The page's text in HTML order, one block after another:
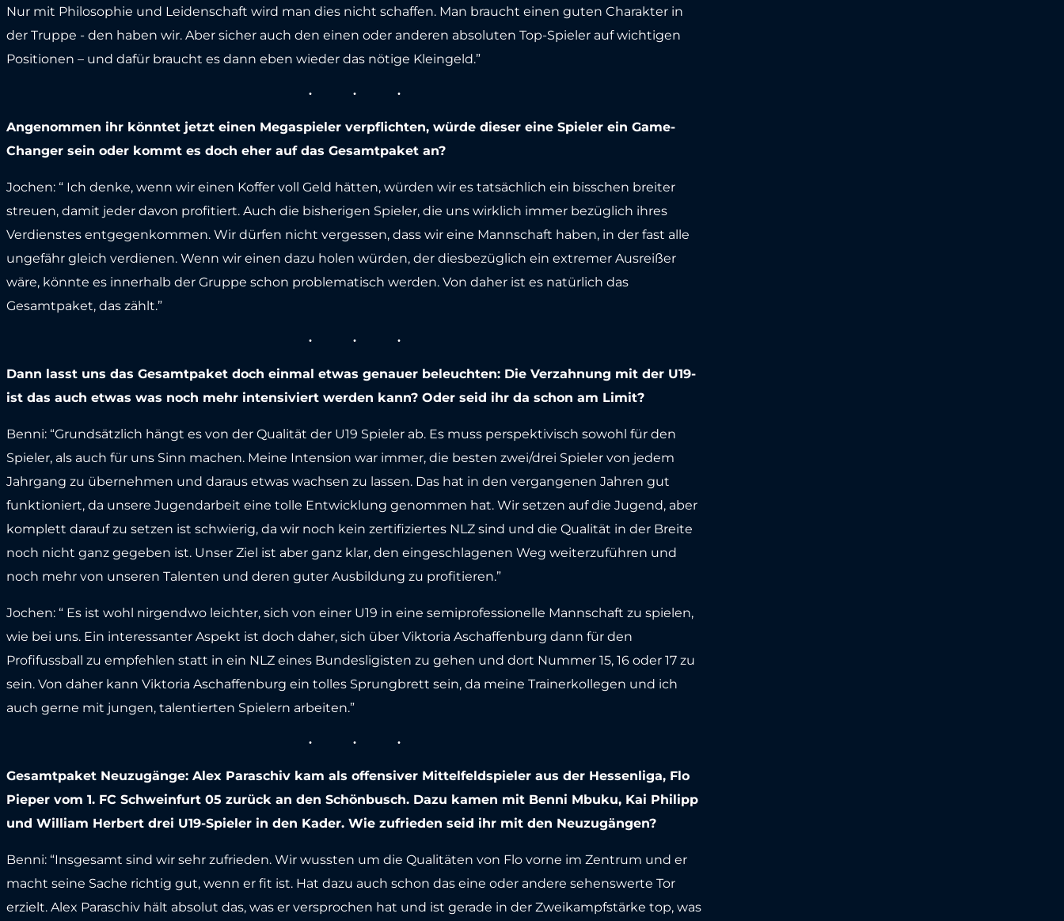
Nur mit Philosophie und Leidenschaft wird man dies nicht schaffen. Man braucht einen guten Charakter in
der Truppe - den haben wir. Aber sicher auch den einen oder anderen absoluten Top-Spieler auf wichtigen
Positionen – und dafür braucht es dann eben wieder das nötige Kleingeld.”
Angenommen ihr könntet jetzt einen Megaspieler verpflichten, würde dieser eine Spieler ein Game-
Changer sein oder kommt es doch eher auf das Gesamtpaket an?
Jochen: “ Ich denke, wenn wir einen Koffer voll Geld hätten, würden wir es tatsächlich ein bisschen breiter
streuen, damit jeder davon profitiert. Auch die bisherigen Spieler, die uns wirklich immer bezüglich ihres
Verdienstes entgegenkommen. Wir dürfen nicht vergessen, dass wir eine Mannschaft haben, in der fast alle
ungefähr gleich verdienen. Wenn wir einen dazu holen würden, der diesbezüglich ein extremer Ausreißer
wäre, könnte es innerhalb der Gruppe schon problematisch werden. Von daher ist es natürlich das
Gesamtpaket, das zählt.”
Dann lasst uns das Gesamtpaket doch einmal etwas genauer beleuchten: Die Verzahnung mit der U19-
ist das auch etwas was noch mehr intensiviert werden kann? Oder seid ihr da schon am Limit?
Benni: “Grundsätzlich hängt es von der Qualität der U19 Spieler ab. Es muss perspektivisch sowohl für den
Spieler, als auch für uns Sinn machen. Meine Intension war immer, die besten zwei/drei Spieler von jedem
Jahrgang zu übernehmen und daraus etwas wachsen zu lassen. Das hat in den vergangenen Jahren gut
funktioniert, da unsere Jugendarbeit eine tolle Entwicklung genommen hat. Wir setzen auf die Jugend, aber
komplett darauf zu setzen ist schwierig, da wir noch kein zertifiziertes NLZ sind und die Qualität in der Breite
noch nicht ganz gegeben ist. Unser Ziel ist aber ganz klar, den eingeschlagenen Weg weiterzuführen und
noch mehr von unseren Talenten und deren guter Ausbildung zu profitieren.”
Jochen: “ Es ist wohl nirgendwo leichter, sich von einer U19 in eine semiprofessionelle Mannschaft zu spielen,
wie bei uns. Ein interessanter Aspekt ist doch daher, sich über Viktoria Aschaffenburg dann für den
Profifussball zu empfehlen statt in ein NLZ eines Bundesligisten zu gehen und dort Nummer 15, 16 oder 17 zu
sein. Von daher kann Viktoria Aschaffenburg ein tolles Sprungbrett sein, da meine Trainerkollegen und ich
auch gerne mit jungen, talentierten Spielern arbeiten.”
Gesamtpaket Neuzugänge: Alex Paraschiv kam als offensiver Mittelfeldspieler aus der Hessenliga, Flo
Pieper vom 1. FC Schweinfurt 05 zurück an den Schönbusch. Dazu kamen mit Benni Mbuku, Kai Philipp
und William Herbert drei U19-Spieler in den Kader. Wie zufrieden seid ihr mit den Neuzugängen?
Benni: “Insgesamt sind wir sehr zufrieden. Wir wussten um die Qualitäten von Flo vorne im Zentrum und er
macht seine Sache richtig gut, wenn er fit ist. Hat dazu auch schon das eine oder andere sehenswerte Tor
erzielt. Alex Paraschiv hält absolut das, was er versprochen hat und ist gerade in der Zweikampfstärke top, was